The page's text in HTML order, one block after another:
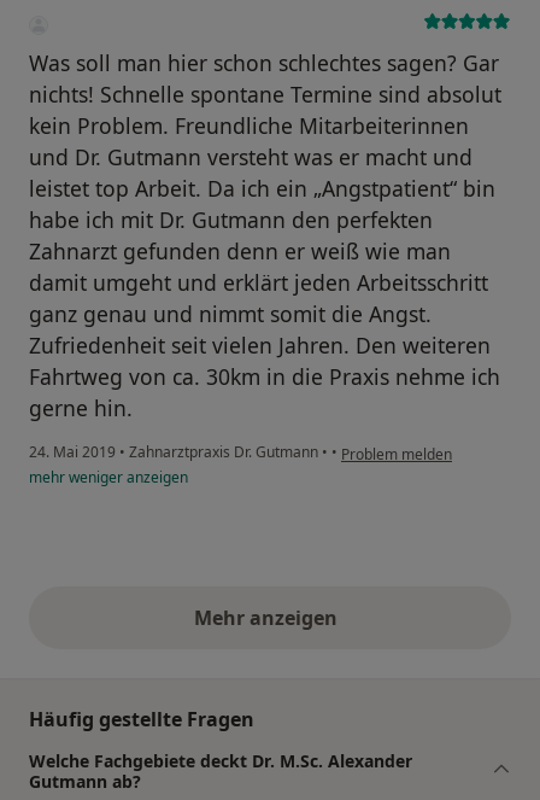
Was soll man hier schon schlechtes sagen? Gar
nichts! Schnelle spontane Termine sind absolut
kein Problem. Freundliche Mitarbeiterinnen
und Dr. Gutmann versteht was er macht und
leistet top Arbeit. Da ich ein „Angstpatient“ bin
habe ich mit Dr. Gutmann den perfekten
Zahnarzt gefunden denn er weiß wie man
damit umgeht und erklärt jeden Arbeitsschritt
ganz genau und nimmt somit die Angst.
Zufriedenheit seit vielen Jahren. Den weiteren
Fahrtweg von ca. 30km in die Praxis nehme ich
gerne hin.
24. Mai 2019 • Zahnarztpraxis Dr. Gutmann • • Problem melden
mehrwenigeranzeigen
Mehr anzeigenobige Stellungnahmen
Häufig gestellte Fragen
Welche Fachgebiete deckt Dr. M.Sc. Alexander
Gutmann ab?